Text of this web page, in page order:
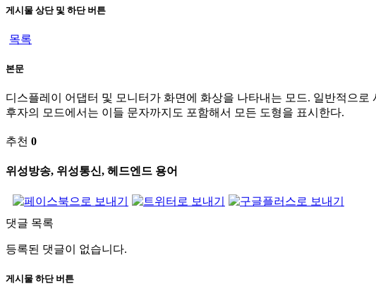
게시물 상단 및 하단 버튼
목록
본문
디스플레이 어댑터 및 모니터가 화면에 화상을 나타내는 모드. 일반적으
후자의 모드에서는 이들 문자까지도 포함해서 모든 도형을 표시한다.
추천 0
위성방송, 위성통신, 헤드엔드 용어
댓글 목록
등록된 댓글이 없습니다.
게시물 하단 버튼